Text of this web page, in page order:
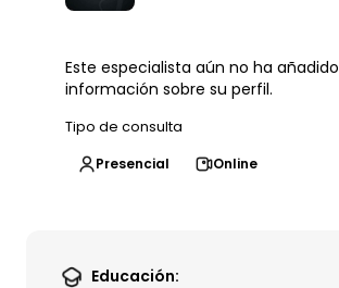
Este especialista aún no ha añadido
información sobre su perfil.
Tipo de consulta
Presencial
Online
Educación: